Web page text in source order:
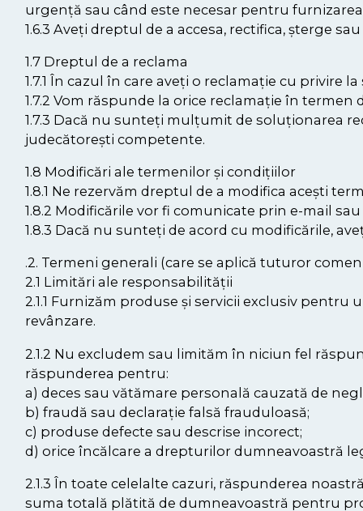
urgență sau când este necesar pentru
1.6.3 Aveți dreptul de a accesa, rectifica, șterge
1.7 Dreptul de a reclama
1.7.1 În cazul în care aveți o reclamație cu
1.7.2 Vom răspunde la orice reclamație în termen
1.7.3 Dacă nu sunteți mulțumit de soluționarea
judecătorești competente.
1.8 Modificări ale termenilor și condițiilor
1.8.1 Ne rezervăm dreptul de a modifica acești
1.8.2 Modificările vor fi comunicate prin e-mail
1.8.3 Dacă nu sunteți de acord cu modificările,
.2. Termeni generali (care se aplică tuturor
2.1 Limitări ale responsabilității
2.1.1 Furnizăm produse și servicii exclusiv
revânzare.
2.1.2 Nu excludem sau limităm în niciun fel
răspunderea pentru:
a) deces sau vătămare personală cauzată de
b) fraudă sau declarație falsă frauduloasă;
c) produse defecte sau descrise incorect;
d) orice încălcare a drepturilor dumneavoastră
2.1.3 În toate celelalte cazuri, răspunderea
suma totală plătită de dumneavoastră pentru